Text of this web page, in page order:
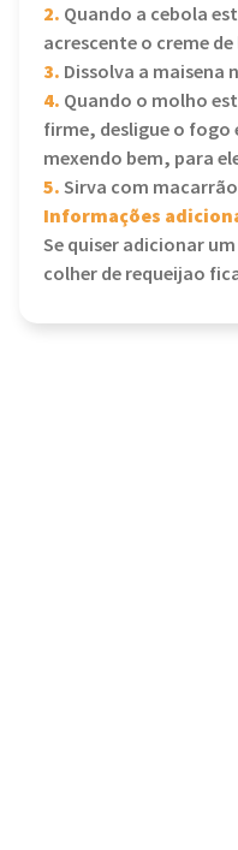
2. Quando a cebola
acrescente o creme
3. Dissolva a maisena
4. Quando o molho
firme, desligue o fogo
mexendo bem, para
5.Sirva com
Informações
Se quiser adicionar
colher de requeijao